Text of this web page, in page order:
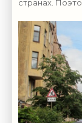
странах.